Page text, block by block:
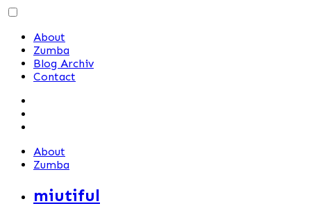
Skip
contentAbout
Zumba
Blog Archiv
Contact
About
Zumba
miutiful